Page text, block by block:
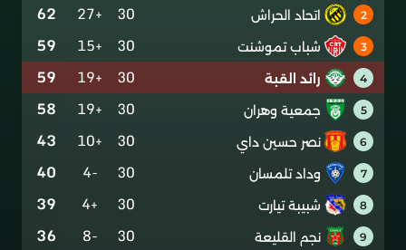
2 اتحاد الحراش 30
+27
62
3 شباب تموشنت 30
+15
59
4 رائد القبة 30
+19
59
5 جمعية وهران 30
+19
58
6 نصر حسين داي 30
+10
43
7 وداد تلمسان 30
-4
40
8 شبيبة تيارت 30
+4
39
9 نجم القليعة 30
-8
36